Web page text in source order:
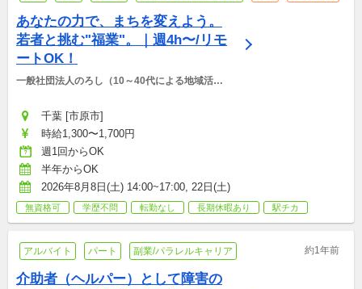
あなたの力で、まちを変えよう。
若者と挑む"福業"。｜週4h〜/リモ
ートOK！
一般社団法人のろし（10～40代による地域活性
千葉 [市原市]
時給1,300〜1,700円
週1回からOK
半年からOK
2026年8月8日(土) 14:00~17:00, 22日(土)
無資格可 学歴不問 転勤なし 長期休暇あり 駅チカ
アルバイト パート 副業/パラレルキャリア 約1年前
介助者（ヘルパー）として障害の